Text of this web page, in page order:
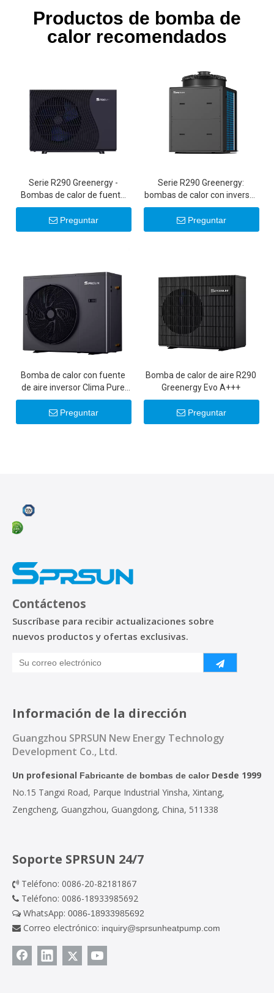
Productos de bomba de
calor recomendados
Serie R290 Greenergy -
Bombas de calor de fuente
de aire con inversor de CC
ultrasilenciosas de 6-22 KW
20 KW 22 KW
Preguntar
Serie R290 Greenergy:
bombas de calor con inversor
comercial de 50 KW/100 KW
Preguntar
Bomba de calor con fuente
de aire inversor Clima Pure
R32 DC
Preguntar
Bomba de calor de aire R290
Greenergy Evo A+++
Preguntar
Contáctenos
Suscríbase para recibir actualizaciones sobre
nuevos productos y ofertas exclusivas.
Información de la dirección
Guangzhou SPRSUN New Energy Technology
Development Co., Ltd.
Un profesional Fabricante de bombas de calorDesde 1999
No.15 Tangxi Road, Parque Industrial Yinsha, Xintang,
Zengcheng, Guangzhou, Guangdong, China, 511338
Soporte SPRSUN 24/7
 Teléfono: 0086-20-82181867
 Teléfono: 0086-18933985692
 WhatsApp: 0086-18933985692
 Correo electrónico: inquiry@sprsunheatpump.com